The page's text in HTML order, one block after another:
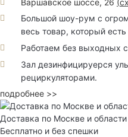
Большой шоу-рум с
весь товар, который есть
Работаем без выходных
Зал дезинфицируерся
рециркуляторами.
подробнее >>
Доставка по Москве и области
Бесплатно и без спешки